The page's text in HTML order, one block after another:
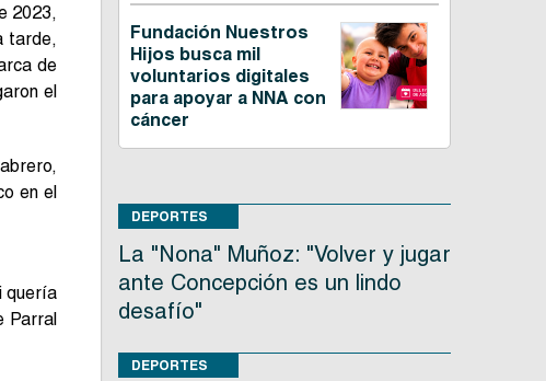
2023,
tarde,
de
el
en el
quería
Parral
Fundación Nuestros
Hijos busca mil
voluntarios digitales
para apoyar a NNA con
cáncer
DEPORTES
La "Nona" Muñoz: "Volver y jugar
ante Concepción es un lindo
desafío"
DEPORTES